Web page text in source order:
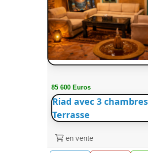
85 600 Euros
Riad avec 3
Terrasse
en vente